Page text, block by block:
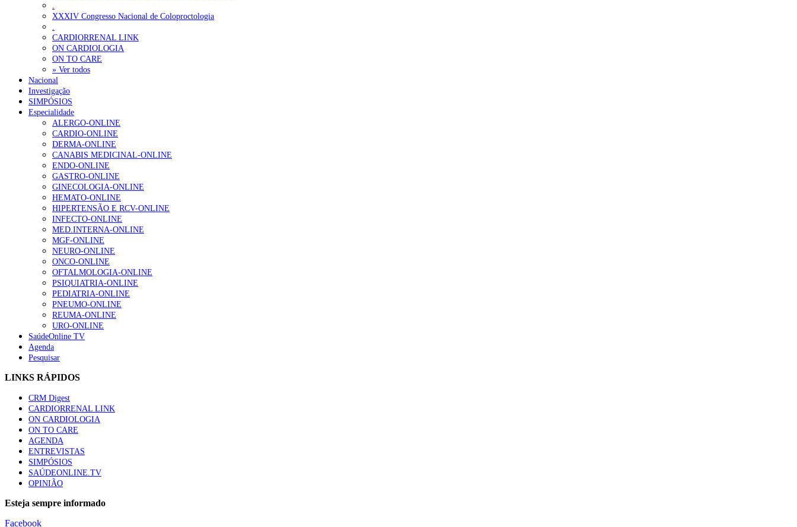
XXXIV Congresso Nacional de Coloproctologia
CARDIORRENAL LINK
ON CARDIOLOGIA
ON TO CARE
» Ver todos
Nacional
Investigação
SIMPÓSIOS
Especialidade
ALERGO-ONLINE
CARDIO-ONLINE
DERMA-ONLINE
CANABIS MEDICINAL-ONLINE
ENDO-ONLINE
GASTRO-ONLINE
GINECOLOGIA-ONLINE
HEMATO-ONLINE
HIPERTENSÃO E RCV-ONLINE
INFECTO-ONLINE
MED.INTERNA-ONLINE
MGF-ONLINE
NEURO-ONLINE
ONCO-ONLINE
OFTALMOLOGIA-ONLINE
PSIQUIATRIA-ONLINE
PEDIATRIA-ONLINE
PNEUMO-ONLINE
REUMA-ONLINE
URO-ONLINE
SaúdeOnline TV
Agenda
Pesquisar
LINKS RÁPIDOS
CRM Digest
CARDIORRENAL LINK
ON CARDIOLOGIA
ON TO CARE
AGENDA
ENTREVISTAS
SIMPÓSIOS
SAÚDEONLINE.TV
OPINIÃO
Esteja sempre informado
Facebook